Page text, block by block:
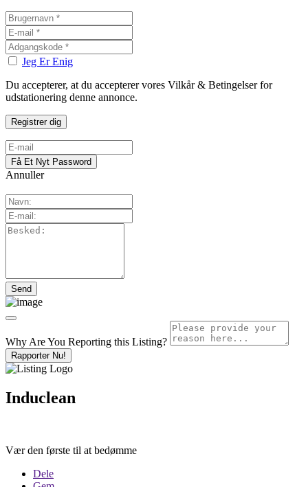
Jeg Er Enig
Du accepterer, at du accepterer vores Vilkår & Betingelser for
udstationering denne annonce.
Annuller
Why Are You Reporting this Listing?
Rapporter Nu!
Induclean
Vær den første til at bedømme
Dele